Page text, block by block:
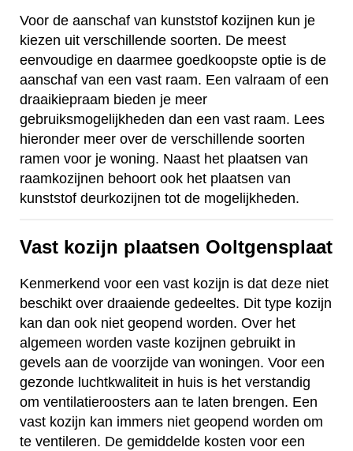
Voor de aanschaf van kunststof kozijnen kun je
kiezen uit verschillende soorten. De meest
eenvoudige en daarmee goedkoopste optie is de
aanschaf van een vast raam. Een valraam of een
draaikiepraam bieden je meer
gebruiksmogelijkheden dan een vast raam. Lees
hieronder meer over de verschillende soorten
ramen voor je woning. Naast het plaatsen van
raamkozijnen behoort ook het plaatsen van
kunststof deurkozijnen tot de mogelijkheden.
Vast kozijn plaatsen Ooltgensplaat
Kenmerkend voor een vast kozijn is dat deze niet
beschikt over draaiende gedeeltes. Dit type kozijn
kan dan ook niet geopend worden. Over het
algemeen worden vaste kozijnen gebruikt in
gevels aan de voorzijde van woningen. Voor een
gezonde luchtkwaliteit in huis is het verstandig
om ventilatieroosters aan te laten brengen. Een
vast kozijn kan immers niet geopend worden om
te ventileren. De gemiddelde kosten voor een